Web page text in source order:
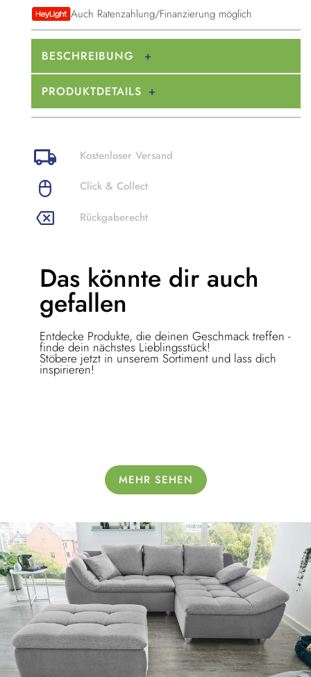
Auch Ratenzahlung/Finanzierung möglich
BESCHREIBUNG
PRODUKTDETAILS
Kostenloser Versand
Click & Collect
Rückgaberecht
Das könnte dir auch
gefallen
Entdecke Produkte, die deinen Geschmack treffen -
finde dein nächstes Lieblingsstück!
Stöbere jetzt in unserem Sortiment und lass dich
inspirieren!
MEHR SEHEN